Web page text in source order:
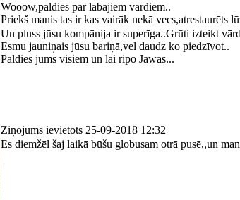
Wooow,paldies par labajiem vārdiem..
Priekš manis tas ir kas vairāk nekā vecs,atrestaurēts
Un pluss jūsu kompānija ir superīga..Grūti izteikt
Esmu jauniņais jūsu bariņā,vel daudz ko piedzīvot..
Paldies jums visiem un lai ripo Jawas...
Ziņojums ievietots 25-09-2018 12:32
Es diemžēl šaj laikā būšu globusam otrā pusē,,un